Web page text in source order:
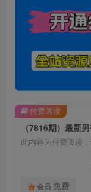
（7816期）最新
此内容为付费阅读
会员 免费
付费阅读